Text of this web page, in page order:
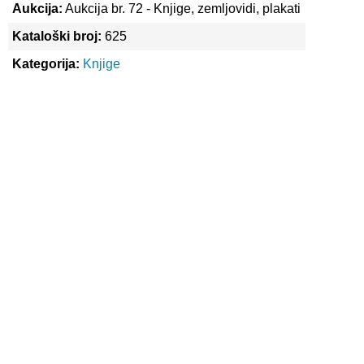
Aukcija: Aukcija br. 72 - Knjige, zemljovidi, plakati
Kataloški broj: 625
Kategorija: Knjige